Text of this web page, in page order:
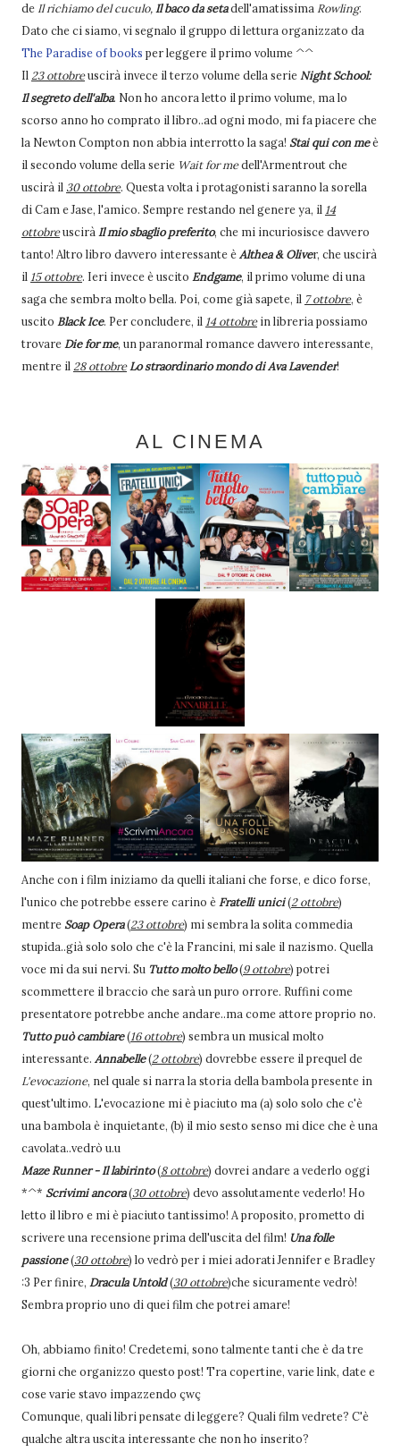
deIl richiamo del cuculo,Il baco da setadell'amatissimaRowling.
Dato che ci siamo, vi segnalo il gruppo di lettura organizzato da
The Paradise of books per leggere il primo volume ^^
Il23 ottobreuscirà invece il terzo volume della serieNight School:
Il segreto dell'alba. Non ho ancora letto il primo volume, ma lo
scorso anno ho comprato il libro..ad ogni modo, mi fa piacere che
la Newton Compton non abbia interrotto la saga! Stai qui con meè
il secondo volume della serie Wait for medell'Armentrout che
uscirà il 30 ottobre. Questa volta i protagonisti saranno la sorella
di Cam e Jase, l'amico. Sempre restando nel genere ya, il 14
ottobreusciràIl mio sbaglio preferito, che mi incuriosisce davvero
tanto! Altro libro davvero interessante èAlthea & Oliver, che uscirà
il 15 ottobre. Ieri invece è uscito Endgame, il primo volume di una
saga che sembra molto bella. Poi, come già sapete, il 7 ottobre, è
uscito Black Ice. Per concludere, il 14 ottobrein libreria possiamo
trovareDie for me, un paranormal romance davvero interessante,
mentre il28 ottobreLo straordinario mondo di Ava Lavender!
AL CINEMA
Anche con i film iniziamo da quelli italiani che forse, e dico forse,
l'unico che potrebbe essere carino è Fratelli unici(2 ottobre)
mentre Soap Opera(23 ottobre) mi sembra la solita commedia
stupida..già solo solo che c'è la Francini, mi sale il nazismo. Quella
voce mi da sui nervi. Su Tutto molto bello(9 ottobre) potrei
scommettere il braccio che sarà un puro orrore. Ruffini come
presentatore potrebbe anche andare..ma come attore proprio no.
Tutto può cambiare(16 ottobre) sembra un musical molto
interessante. Annabelle(2 ottobre) dovrebbe essere il prequel de
L'evocazione, nel quale si narra la storia della bambola presente in
quest'ultimo. L'evocazione mi è piaciuto ma (a) solo solo che c'è
una bambola è inquietante, (b) il mio sesto senso mi dice che è una
cavolata..vedrò u.u
Maze Runner - Il labirinto(8 ottobre) dovrei andare a vederlo oggi
*^* Scrivimi ancora(30 ottobre) devo assolutamente vederlo! Ho
letto il libro e mi è piaciuto tantissimo! A proposito, prometto di
scrivere una recensione prima dell'uscita del film! Una folle
passione(30 ottobre) lo vedrò per i miei adorati Jennifer e Bradley
:3 Per finire, Dracula Untold(30 ottobre)che sicuramente vedrò!
Sembra proprio uno di quei film che potrei amare!
Oh, abbiamo finito! Credetemi, sono talmente tanti che è da tre
giorni che organizzo questo post! Tra copertine, varie link, date e
cose varie stavo impazzendo çwç
Comunque, quali libri pensate di leggere? Quali film vedrete? C'è
qualche altra uscita interessante che non ho inserito?